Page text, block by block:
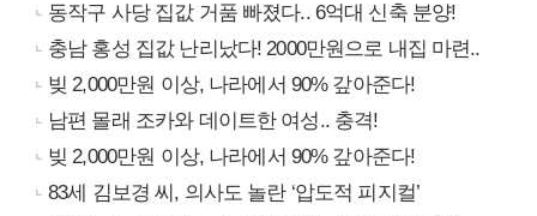
동작구 사당 집값 거품 빠졌다.. 6억대 신축 분양!
충남 홍성 집값 난리났다! 2000만원으로 내집 마련..
빚 2,000만원 이상, 나라에서 90% 갚아준다!
남편 몰래 조카와 데이트한 여성.. 충격!
빚 2,000만원 이상, 나라에서 90% 갚아준다!
83세 김보경 씨, 의사도 놀란 ‘압도적 피지컬’